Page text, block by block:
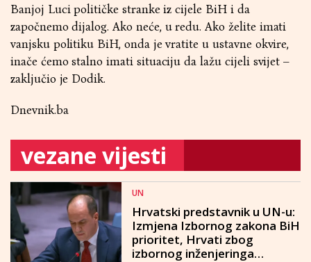
Banjoj Luci političke stranke iz cijele BiH i da
započnemo dijalog. Ako neće, u redu. Ako želite imati
vanjsku politiku BiH, onda je vratite u ustavne okvire,
inače ćemo stalno imati situaciju da lažu cijeli svijet –
zaključio je Dodik.
Dnevnik.ba
vezane vijesti
UN
Hrvatski predstavnik u UN-u:
Izmjena Izbornog zakona BiH
prioritet, Hrvati zbog
izbornog inženjeringa